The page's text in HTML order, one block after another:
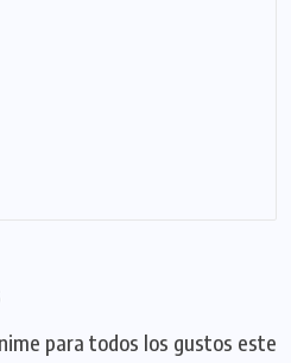
para todos los gustos este